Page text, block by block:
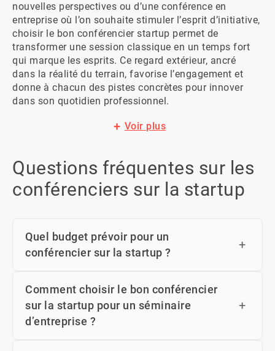
nouvelles perspectives ou d’une conférence en
entreprise où l’on souhaite stimuler l’esprit d’initiative,
choisir le bon conférencier startup permet de
transformer une session classique en un temps fort
qui marque les esprits. Ce regard extérieur, ancré
dans la réalité du terrain, favorise l’engagement et
donne à chacun des pistes concrètes pour innover
dans son quotidien professionnel.
Voir plus
Questions fréquentes sur les
conférenciers sur la startup
Quel budget prévoir pour un
conférencier sur la startup ?
Comment choisir le bon conférencier
sur la startup pour un séminaire
d’entreprise ?